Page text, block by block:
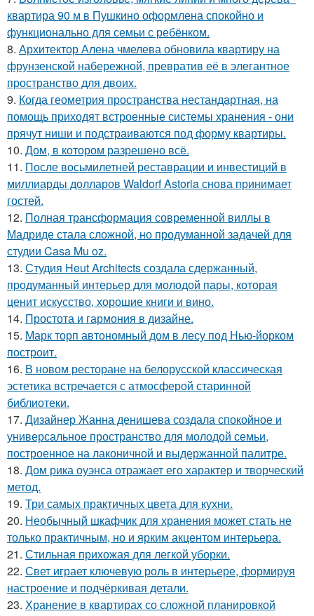
квартира 90 м в Пушкино оформлена спокойно и
функционально для семьи с ребёнком.
8. Архитектор Алена чмелева обновила квартиру на
фрунзенской набережной, превратив её в элегантное
пространство для двоих.
9. Когда геометрия пространства нестандартная, на
помощь приходят встроенные системы хранения - они
прячут ниши и подстраиваются под форму квартиры.
10. Дом, в котором разрешено всё.
11. После восьмилетней реставрации и инвестиций в
миллиарды долларов Waldorf Astoria снова принимает
гостей.
12. Полная трансформация современной виллы в
Мадриде стала сложной, но продуманной задачей для
студии Casa Mu oz.
13. Студия Heut Architects создала сдержанный,
продуманный интерьер для молодой пары, которая
ценит искусство, хорошие книги и вино.
14. Простота и гармония в дизайне.
15. Марк торп автономный дом в лесу под Нью-йорком
построит.
16. В новом ресторане на белорусской классическая
эстетика встречается с атмосферой старинной
библиотеки.
17. Дизайнер Жанна денишева создала спокойное и
универсальное пространство для молодой семьи,
построенное на лаконичной и выдержанной палитре.
18. Дом рика оуэнса отражает его характер и творческий
метод.
19. Три самых практичных цвета для кухни.
20. Необычный шкафчик для хранения может стать не
только практичным, но и ярким акцентом интерьера.
21. Стильная прихожая для легкой уборки.
22. Свет играет ключевую роль в интерьере, формируя
настроение и подчёркивая детали.
23. Хранение в квартирах со сложной планировкой